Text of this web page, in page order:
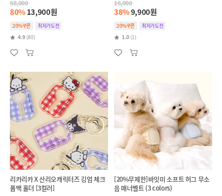
68,000
80%13,900원
20%쿠폰
최저가도전
4.9 (80)
16,000
38%9,900원
20%쿠폰
최저가도전
1.0 (1)
리카리카 X 산리오캐릭터즈 깅엄 체크
풉백 홀더 [3컬러]
[20%무제한]바잇미 소프트 허그 무소
음 매너벨트 (3 colors)